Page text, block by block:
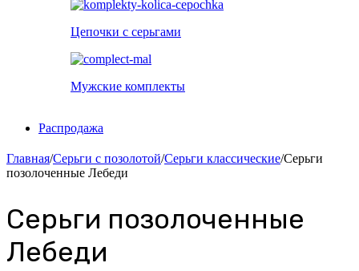
Цепочки с серьгами
Мужские комплекты
Распродажа
Главная/Серьги с позолотой/Серьги классические/Серьги
позолоченные Лебеди
Серьги позолоченные
Лебеди